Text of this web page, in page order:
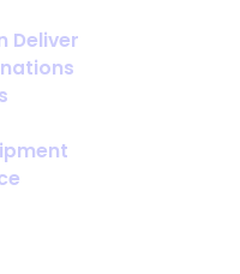
Deliver
zur
Asthma